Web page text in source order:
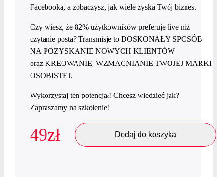
Facebooka, a zobaczysz, jak wiele zyska Twój biznes.
Czy wiesz, że 82% użytkowników preferuje live niż
czytanie posta? Transmisje to DOSKONAŁY SPOSÓB
NA POZYSKANIE NOWYCH KLIENTÓW
oraz KREOWANIE, WZMACNIANIE TWOJEJ MARKI
OSOBISTEJ.
Wykorzystaj ten potencjał! Chcesz wiedzieć jak?
Zapraszamy na szkolenie!
49zł Dodaj do koszyka